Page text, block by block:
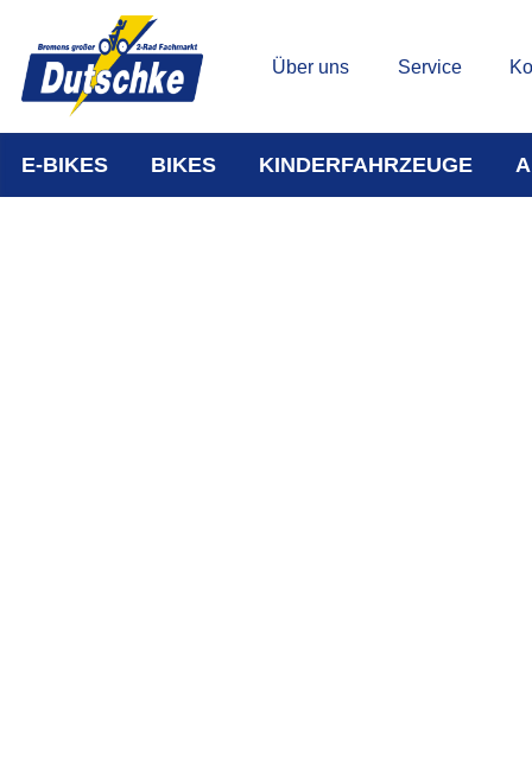
Über uns Service
E-BIKES BIKES KINDERFAHRZEUGE